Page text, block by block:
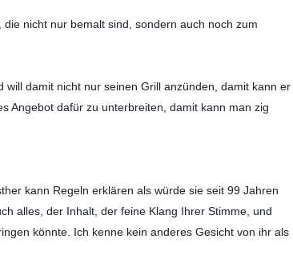
nicht nur bemalt sind, sondern auch noch zum
damit nicht nur seinen Grill anzünden, damit kann er
Angebot dafür zu unterbreiten, damit kann man zig
kann Regeln erklären als würde sie seit 99 Jahren
alles, der Inhalt, der feine Klang Ihrer Stimme, und
könnte. Ich kenne kein anderes Gesicht von ihr als